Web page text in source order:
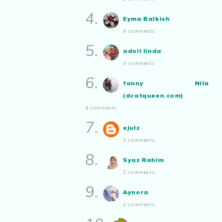
4. Eyma Balkish
4 comments
5. adnil linda
4 comments
6.
fanny Nila
(dcatqueen.com)
4 comments
7. ejulz
3 comments
8. Syaz Rahim
2 comments
9. Aynora
2 comments